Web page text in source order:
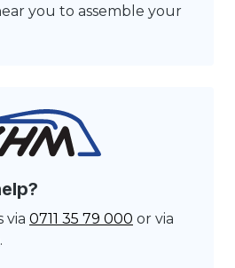
you to assemble your
via 0711 35 79 000 or via
.